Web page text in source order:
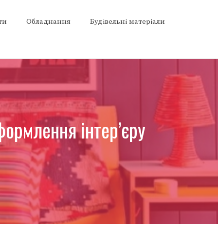
Обладнання Будівельні матеріали
інтер’єру